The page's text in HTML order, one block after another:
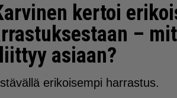
kertoi
–
asiaan?
erikoisempi harrastus.